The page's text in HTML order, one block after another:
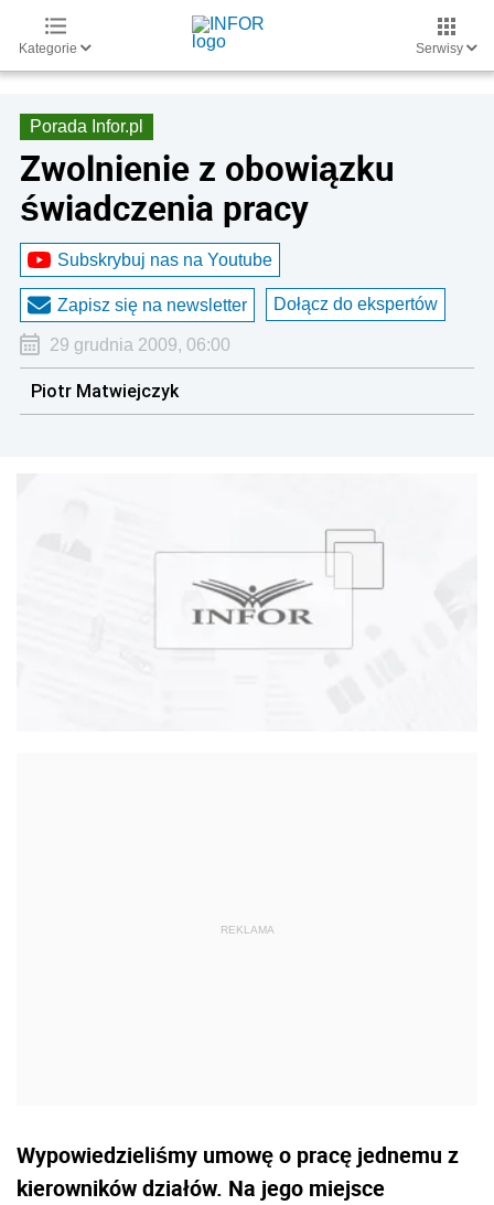
Kategorie Serwisy
Porada Infor.pl
Zwolnienie z obowiązku
świadczenia pracy
Subskrybuj nas na Youtube
Zapisz się na newsletter Dołącz do ekspertów
29 grudnia 2009, 06:00
Piotr Matwiejczyk
Wypowiedzieliśmy umowę o pracę jednemu z
kierowników działów. Na jego miejsce